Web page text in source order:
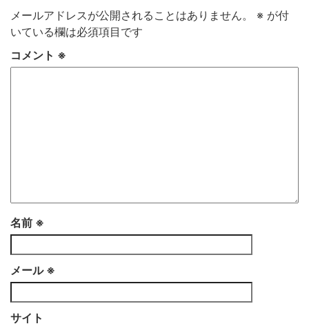
メールアドレスが公開されることはありません。 ※ が付
いている欄は必須項目です
コメント ※
名前 ※
メール ※
サイト